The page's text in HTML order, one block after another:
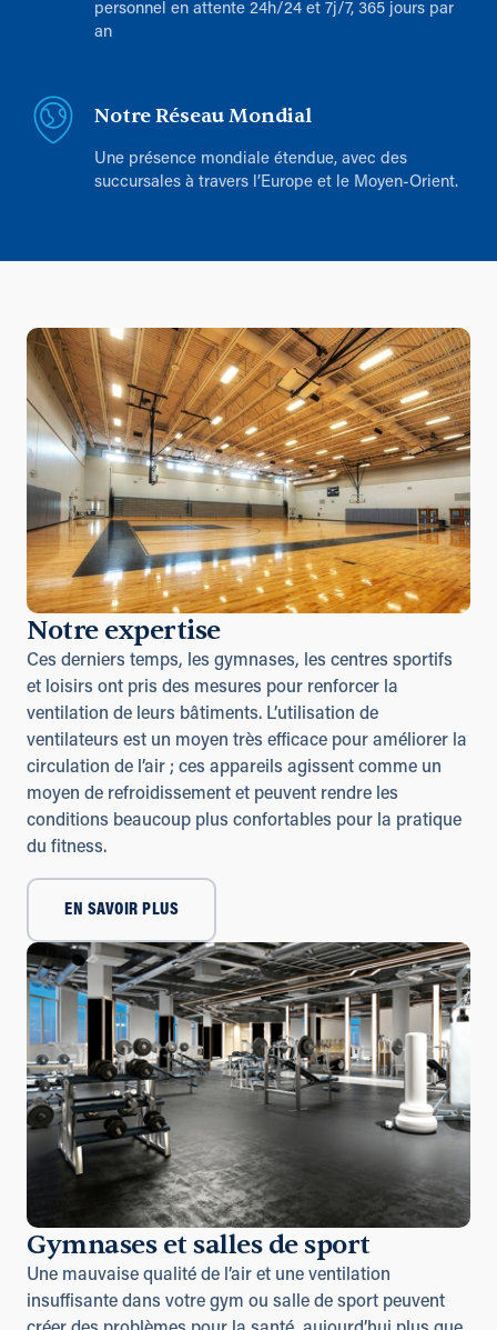
personnel en attente 24h/24 et 7j/7, 365 jours par
an
Notre Réseau Mondial
Une présence mondiale étendue, avec des
succursales à travers l’Europe et le Moyen-Orient.
Notre expertise
Ces derniers temps, les gymnases, les centres sportifs
et loisirs ont pris des mesures pour renforcer la
ventilation de leurs bâtiments. L’utilisation de
ventilateurs est un moyen très efficace pour améliorer la
circulation de l’air ; ces appareils agissent comme un
moyen de refroidissement et peuvent rendre les
conditions beaucoup plus confortables pour la pratique
du fitness.
EN SAVOIR PLUS
Gymnases et salles de sport
Une mauvaise qualité de l’air et une ventilation
insuffisante dans votre gym ou salle de sport peuvent